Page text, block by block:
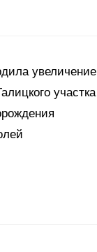
увеличение
участка